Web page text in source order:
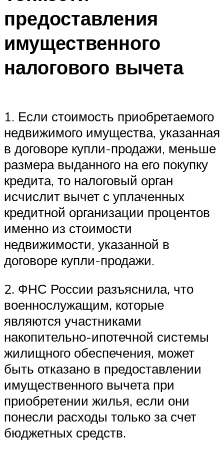
предоставления
имущественного
налогового вычета
1. Если стоимость приобретаемого
недвижимого имущества, указанная
в договоре купли-продажи, меньше
размера выданного на его покупку
кредита, то налоговый орган
исчислит вычет с уплаченных
кредитной организации процентов
именно из стоимости
недвижимости, указанной в
договоре купли-продажи.
2. ФНС России разъяснила, что
военнослужащим, которые
являются участниками
накопительно-ипотечной системы
жилищного обеспечения, может
быть отказано в предоставлении
имущественного вычета при
приобретении жилья, если они
понесли расходы только за счет
бюджетных средств.